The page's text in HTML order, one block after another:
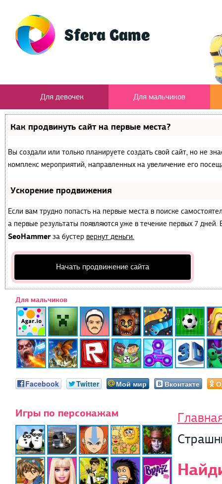
Для девочек Для мальчиков
Как продвинуть сайт на первые места?
Вы создали или только планируете создать свой сайт, но не
комплекс мероприятий, направленных на увеличение его
Ускорение продвижения
Если вам трудно попасть на первые места в поиске
а первые результаты появляются уже в течение первых 7
SeoHammerза бустер вернут деньги.
Начать продвижение сайта
Для мальчиков
Facebook Twitter Мой мир Вконтакте
Игры по персонажам